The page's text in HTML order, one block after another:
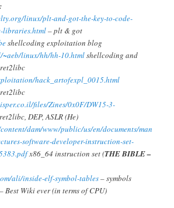
linux/plt-and-got-the-key-to-code-
libraries.html– plt & got
shellcoding exploitation blog
linux/hh/hh-10.htmlshellcoding and
hack_artofexpl_0015.html
files/Zines/0x0F/DW15-3-
DEP, ASLR (He)
dam/www/public/us/en/documents/man
software-developer-instruction-set-
x86_64 instruction set (THE BIBLE –
ali/inside-elf-symbol-tables– symbols
– Best Wiki ever (in terms of CPU)